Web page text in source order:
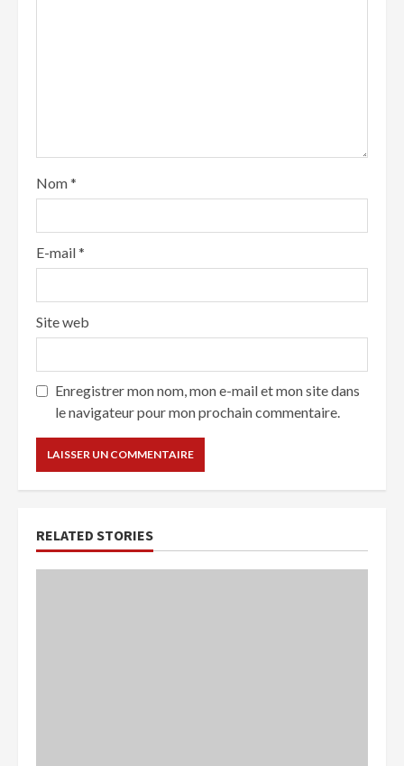
Nom*
E-mail*
Site web
Enregistrer mon nom, mon e-mail et mon site dans
le navigateur pour mon prochain commentaire.
RELATED STORIES